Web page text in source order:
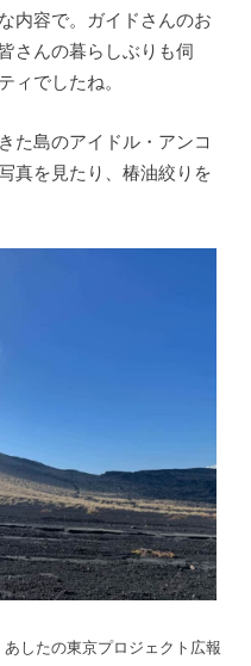
内容で。ガイドさんのお
さんの暮らしぶりも伺
ィでしたね。
た島のアイドル・アンコ
真を見たり、椿油絞りを
したの東京プロジェクト広報